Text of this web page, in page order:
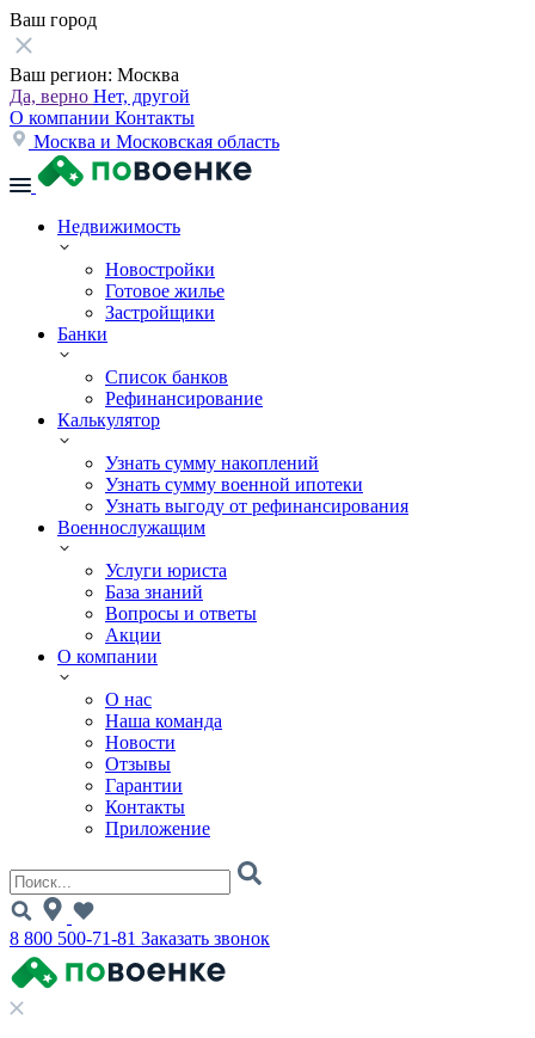
Ваш город
Ваш регион: Москва
Да, верно Нет, другой
О компании Контакты
Москва и Московская область
Недвижимость
Новостройки
Готовое жилье
Застройщики
Банки
Список банков
Рефинансирование
Калькулятор
Узнать сумму накоплений
Узнать сумму военной ипотеки
Узнать выгоду от рефинансирования
Военнослужащим
Услуги юриста
База знаний
Вопросы и ответы
Акции
О компании
О нас
Наша команда
Новости
Отзывы
Гарантии
Контакты
Приложение
8 800 500-71-81 Заказать звонок